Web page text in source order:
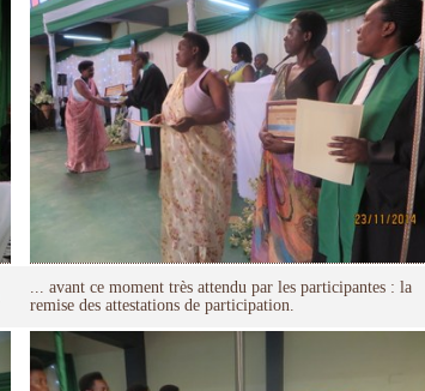
... avant ce moment très attendu par les participantes : la
remise des attestations de participation.